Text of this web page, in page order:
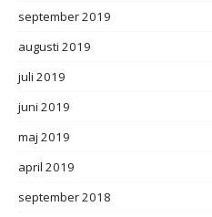
september 2019
augusti 2019
juli 2019
juni 2019
maj 2019
april 2019
september 2018